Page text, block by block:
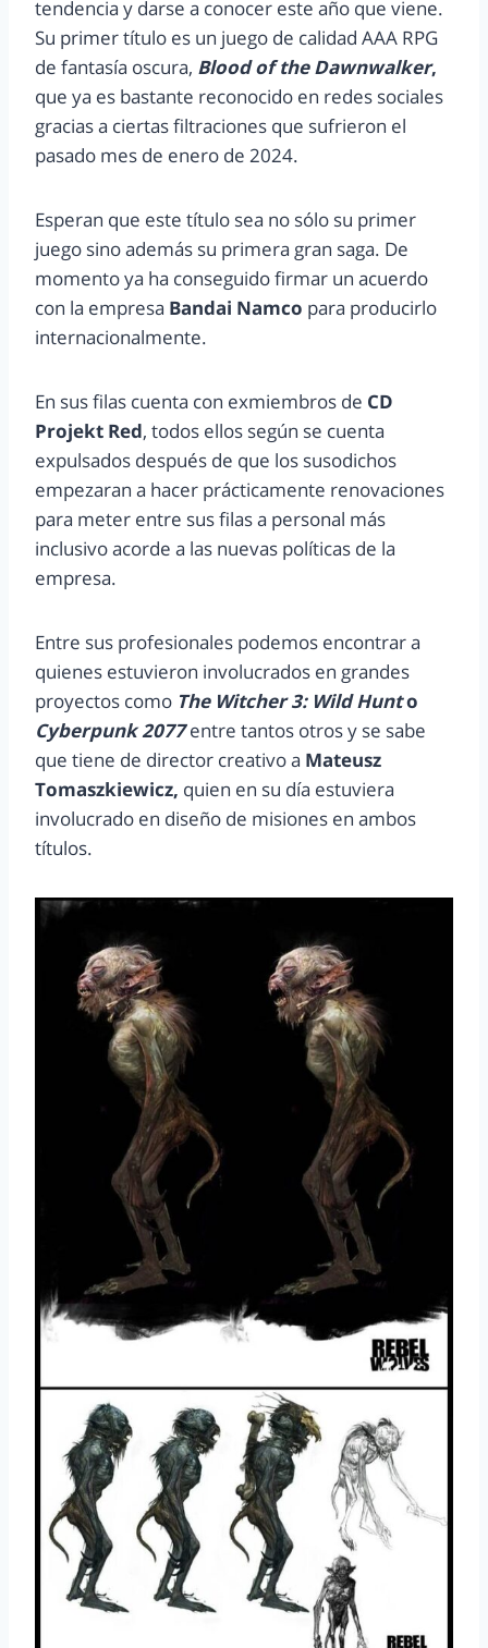
tendencia y darse a conocer este año que viene.
Su primer título es un juego de calidad AAA RPG
de fantasía oscura, Blood of the Dawnwalker,
que ya es bastante reconocido en redes sociales
gracias a ciertas filtraciones que sufrieron el
pasado mes de enero de 2024.
Esperan que este título sea no sólo su primer
juego sino además su primera gran saga. De
momento ya ha conseguido firmar un acuerdo
con la empresa Bandai Namco para producirlo
internacionalmente.
En sus filas cuenta con exmiembros de CD
Projekt Red, todos ellos según se cuenta
expulsados después de que los susodichos
empezaran a hacer prácticamente renovaciones
para meter entre sus filas a personal más
inclusivo acorde a las nuevas políticas de la
empresa.
Entre sus profesionales podemos encontrar a
quienes estuvieron involucrados en grandes
proyectos como The Witcher 3: Wild Hunto
Cyberpunk 2077 entre tantos otros y se sabe
que tiene de director creativo a Mateusz
Tomaszkiewicz, quien en su día estuviera
involucrado en diseño de misiones en ambos
títulos.